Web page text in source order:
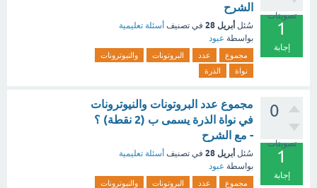
تصويتات
1
إجابة
الشرح
سُئل أبريل 28 في تصنيف أسئلة تعليمية
بواسطة عبود
مجموع عدد البروتونات
والنيوترونات
نواة
الذرة
0
تصويتات
1
إجابة
مجموع عدد البروتونات والنيوترونات
في نواة الذرة يسمى ب (2 نقطة) ؟
- مع الشرح
سُئل أبريل 28 في تصنيف أسئلة تعليمية
بواسطة عبود
مجموع عدد البروتونات
والنيوترونات